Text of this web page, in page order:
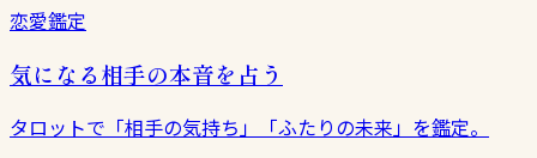
恋愛鑑定
気になる相手の本音を占う
タロットで「相手の気持ち」「ふたりの未来」を鑑定。